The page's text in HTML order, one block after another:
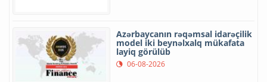
Azərbaycanın rəqəmsal idarəçilik
model iki beynəlxalq mükafata
layiq görülüb
06-08-2026